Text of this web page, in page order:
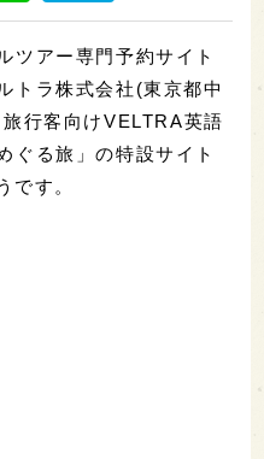
ツアー専門予約サイト
トラ株式会社(東京都中
行客向けVELTRA英語
ぐる旅」の特設サイト
です。